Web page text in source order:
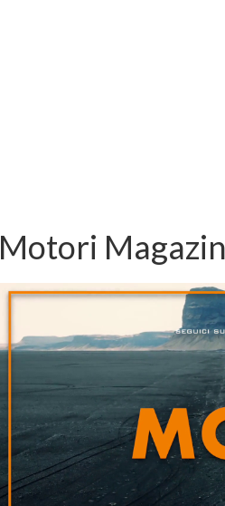
Motori